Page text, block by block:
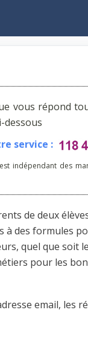
vous répond
dessous
service :
indépendant des
de deux
des formules
quel que soit
pour les
email, les